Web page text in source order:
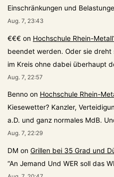
Einschränkungen und
Aug. 7, 23:43
€€€ on Hochschule Rhein-
beendet werden. Oder sie
im Kreis ohne dabei überhaupt
Aug. 7, 22:57
Benno on Hochschule Rhein-
Kiesewetter? Kanzler,
a.D. und ganz normales MdB.
Aug. 7, 22:29
DM on Grillen bei 35 Grad und
“An Jemand Und WER soll das